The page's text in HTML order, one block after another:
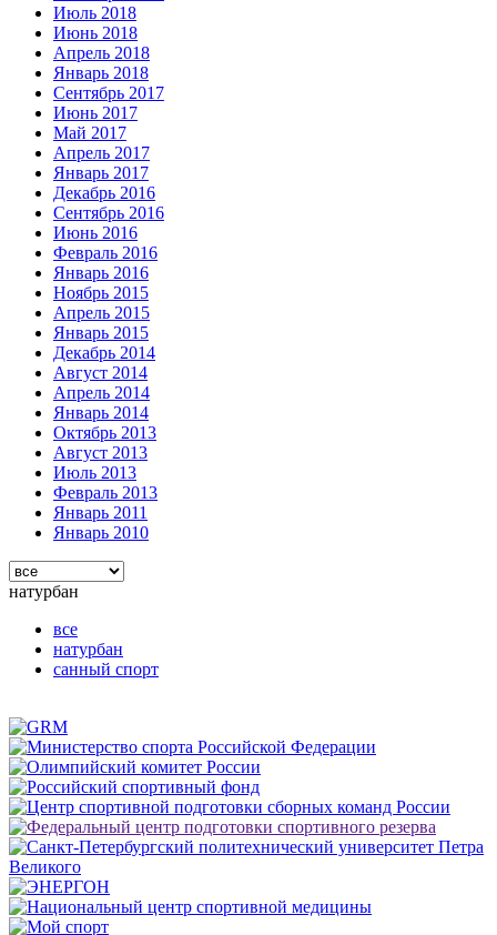
Июль 2018
Июнь 2018
Апрель 2018
Январь 2018
Сентябрь 2017
Июнь 2017
Май 2017
Апрель 2017
Январь 2017
Декабрь 2016
Сентябрь 2016
Июнь 2016
Февраль 2016
Январь 2016
Ноябрь 2015
Апрель 2015
Январь 2015
Декабрь 2014
Август 2014
Апрель 2014
Январь 2014
Октябрь 2013
Август 2013
Июль 2013
Февраль 2013
Январь 2011
Январь 2010
натурбан
все
натурбан
санный спорт